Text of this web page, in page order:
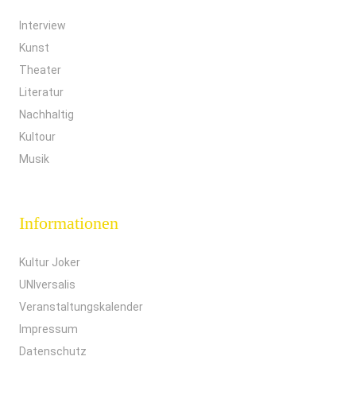
Interview
Kunst
Theater
Literatur
Nachhaltig
Kultour
Musik
Informationen
Kultur Joker
UNIversalis
Veranstaltungskalender
Impressum
Datenschutz